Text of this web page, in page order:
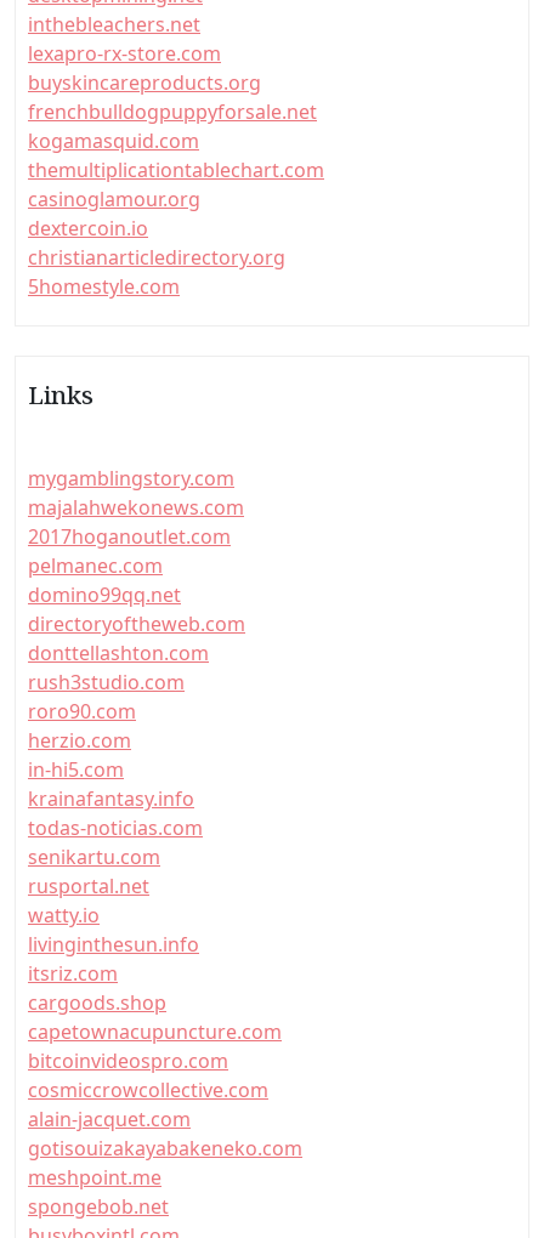
inthebleachers.net
lexapro-rx-store.com
buyskincareproducts.org
frenchbulldogpuppyforsale.net
kogamasquid.com
themultiplicationtablechart.com
casinoglamour.org
dextercoin.io
christianarticledirectory.org
5homestyle.com
Links
mygamblingstory.com
majalahwekonews.com
2017hoganoutlet.com
pelmanec.com
domino99qq.net
directoryoftheweb.com
donttellashton.com
rush3studio.com
roro90.com
herzio.com
in-hi5.com
krainafantasy.info
todas-noticias.com
senikartu.com
rusportal.net
watty.io
livinginthesun.info
itsriz.com
cargoods.shop
capetownacupuncture.com
bitcoinvideospro.com
cosmiccrowcollective.com
alain-jacquet.com
gotisouizakayabakeneko.com
meshpoint.me
spongebob.net